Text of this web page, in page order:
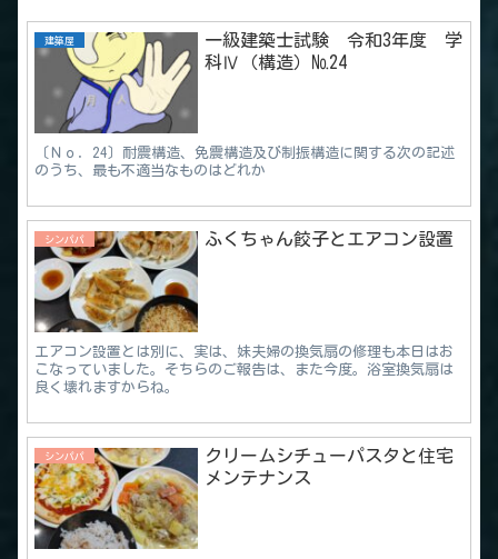
建築屋
一級建築士試験 令和3年度 学
科Ⅳ（構造）№24
〔Ｎｏ．24〕耐震構造、免震構造及び制振構造に関する次の記述
のうち、最も不適当なものはどれか
シンパパ ふくちゃん餃子とエアコン設置
エアコン設置とは別に、実は、妹夫婦の換気扇の修理も本日はお
こなっていました。そちらのご報告は、また今度。浴室換気扇は
良く壊れますからね。
シンパパ
クリームシチューパスタと住宅
メンテナンス